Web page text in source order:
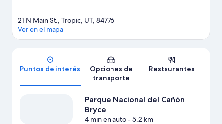
Mapa
21 N Main St., Tropic, UT, 84776
Ver en el mapa
Puntos de interés
Opciones de
transporte
Restaurantes
Parque Nacional del Cañón
Bryce
4 min en auto- 5.2 km